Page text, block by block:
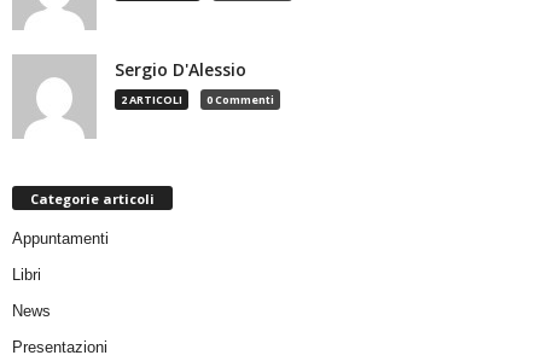
Sergio D'Alessio
2 ARTICOLI 0 Commenti
Categorie articoli
Appuntamenti
Libri
News
Presentazioni